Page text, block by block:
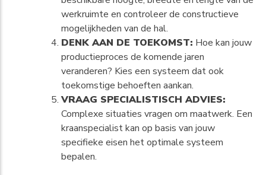
werkruimte en controleer de constructieve
mogelijkheden van de hal.
DENK AAN DE TOEKOMST: Hoe kan jouw
productieproces de komende jaren
veranderen? Kies een systeem dat ook
toekomstige behoeften aankan.
VRAAG SPECIALISTISCH ADVIES:
Complexe situaties vragen om maatwerk. Een
kraanspecialist kan op basis van jouw
specifieke eisen het optimale systeem
bepalen.